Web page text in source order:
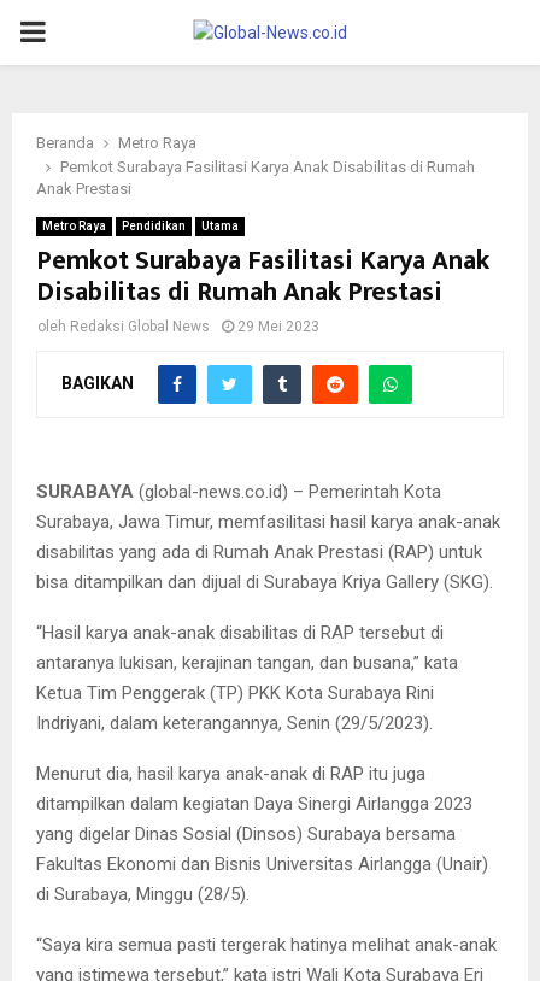
PRIMARY
Beranda
Metro Raya
Pemkot Surabaya Fasilitasi Karya Anak Disabilitas di Rumah
Anak Prestasi
Metro Raya Pendidikan Utama
Pemkot Surabaya Fasilitasi Karya Anak
Disabilitas di Rumah Anak Prestasi
oleh Redaksi Global News 29 Mei 2023
BAGIKAN
Ketua TP PKK Kota Surabaya Rini Indriyani saat melihat hasil
ditampilkan dalam kegiatan Daya Sinergi Airlangga 2023 yang
digelar Dinas Sosial (Dinsos) Surabaya bersama Fakultas
SURABAYA (global-news.co.id) – Pemerintah Kota
Surabaya, Jawa Timur, memfasilitasi hasil karya anak-anak
disabilitas yang ada di Rumah Anak Prestasi (RAP) untuk
bisa ditampilkan dan dijual di Surabaya Kriya Gallery (SKG).
“Hasil karya anak-anak disabilitas di RAP tersebut di
antaranya lukisan, kerajinan tangan, dan busana,” kata
Ketua Tim Penggerak (TP) PKK Kota Surabaya Rini
Indriyani, dalam keterangannya, Senin (29/5/2023).
Menurut dia, hasil karya anak-anak di RAP itu juga
ditampilkan dalam kegiatan Daya Sinergi Airlangga 2023
yang digelar Dinas Sosial (Dinsos) Surabaya bersama
Fakultas Ekonomi dan Bisnis Universitas Airlangga (Unair)
di Surabaya, Minggu (28/5).
“Saya kira semua pasti tergerak hatinya melihat anak-anak
yang istimewa tersebut,” kata istri Wali Kota Surabaya Eri